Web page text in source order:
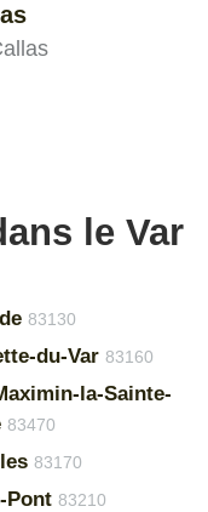
le Var
83130
du-Var 83160
la-Sainte-
83470
83170
Pont 83210